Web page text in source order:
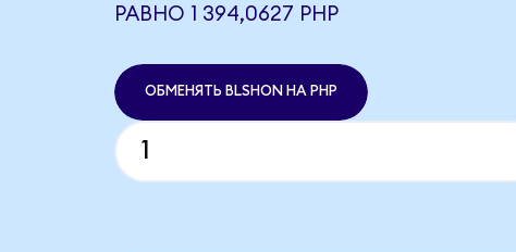
РАВНО 1 394,0627 PHP
ОБМЕНЯТЬ BLSHON НА PHP